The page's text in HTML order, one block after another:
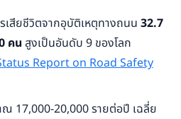
เสียชีวิตจากอุบัติเหตุทางถนน 32.7
คน สูงเป็นอันดับ 9 ของโลก
Report on Road Safety
ณ 17,000-20,000 รายต่อปี เฉลี่ย